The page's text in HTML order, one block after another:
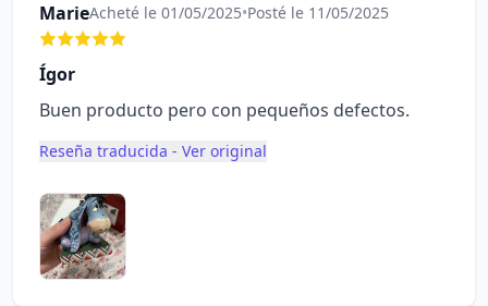
MarieAcheté le 01/05/2025•Posté le 11/05/2025
Ígor
Buen producto pero con pequeños defectos.
Reseña traducida - Ver original